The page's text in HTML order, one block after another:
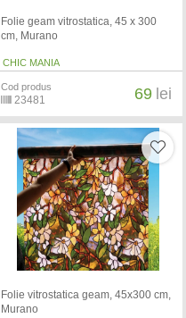
Folie geam vitrostatica, 45 x 300
cm, Murano
CHIC MANIA
Cod produs
23481 69 lei
Folie vitrostatica geam, 45x300 cm,
Murano